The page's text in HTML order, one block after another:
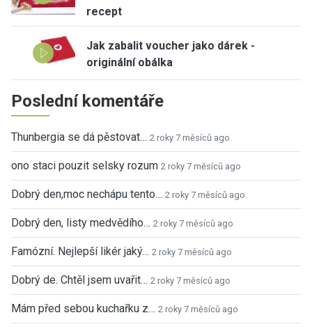
recept
Jak zabalit voucher jako dárek -
originální obálka
Poslední komentáře
Thunbergia se dá pěstovat… 2 roky 7 měsíců ago
ono staci pouzit selsky rozum 2 roky 7 měsíců ago
Dobrý den,moc nechápu tento… 2 roky 7 měsíců ago
Dobrý den, listy medvědího… 2 roky 7 měsíců ago
Famózní. Nejlepší likér jaký… 2 roky 7 měsíců ago
Dobrý de. Chtěl jsem uvařit… 2 roky 7 měsíců ago
Mám před sebou kuchařku z… 2 roky 7 měsíců ago